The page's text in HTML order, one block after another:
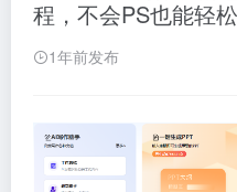
程，不会PS也能轻松
1年前发布